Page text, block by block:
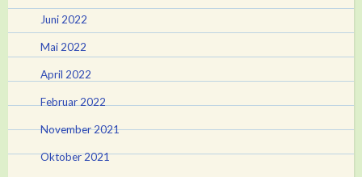
Juni 2022
Mai 2022
April 2022
Februar 2022
November 2021
Oktober 2021